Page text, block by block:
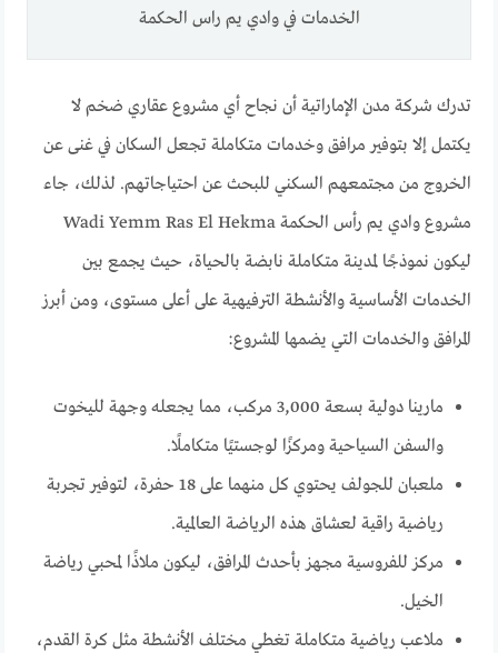
الخدمات في وادي يم راس الحكمة
تدرك شركة مدن الإماراتية أن نجاح أي مشروع عقاري ضخم لا
يكتمل إلا بتوفير مرافق وخدمات متكاملة تجعل السكان في غنى عن
الخروج من مجتمعهم السكني للبحث عن احتياجاتهم. لذلك، جاء
مشروع وادي يم رأس الحكمة Wadi Yemm Ras El Hekma
ليكون نموذجًا لمدينة متكاملة نابضة بالحياة، حيث يجمع بين
الخدمات الأساسية والأنشطة الترفيهية على أعلى مستوى، ومن أبرز
المرافق والخدمات التي يضمها المشروع:
مارينا دولية بسعة 3,000 مركب، مما يجعله وجهة لليخوت
والسفن السياحية ومركزًا لوجستيًا متكاملًا.
ملعبان للجولف يحتوي كل منهما على 18 حفرة، لتوفير تجربة
رياضية راقية لعشاق هذه الرياضة العالمية.
مركز للفروسية مجهز بأحدث المرافق، ليكون ملاذًا لمحبي رياضة
الخيل.
ملاعب رياضية متكاملة تغطي مختلف الأنشطة مثل كرة القدم،